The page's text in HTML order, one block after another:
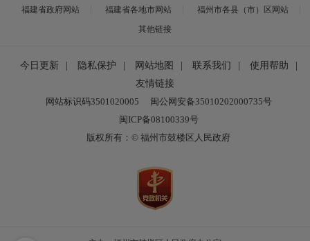
福建省政府网站 福建省各地市网站
福州市各县（市）区网站
其他链接
今日更新 隐私保护 网站地图 联系我们 使用帮助
友情链接
网站标识码3501020005
闽公网安备35010202000735号
闽ICP备08100339号
版权所有：© 福州市鼓楼区人民政府